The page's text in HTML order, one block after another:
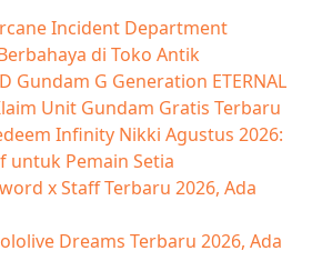
Incident Department
di Toko Antik
Gundam G Generation ETERNAL
Unit Gundam Gratis Terbaru
Infinity Nikki Agustus 2026:
untuk Pemain Setia
x Staff Terbaru 2026, Ada
Dreams Terbaru 2026, Ada